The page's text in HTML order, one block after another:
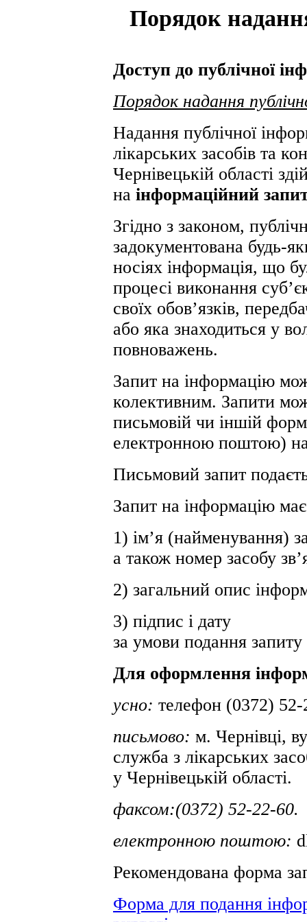
Порядок
Доступ до публічної
Порядок надання
Надання публічної
лікарських засобів та
Чернівецькій області
на інформаційний
Згідно з законом,
задокументована будь-
носіях інформація, що
процесі виконання
своїх обов’язків,
або яка знаходиться у
повноважень.
Запит на інформацію
колективним. Запити
письмовій чи іншій
електронною поштою) на
Письмовий запит
Запит на інформацію
1) ім’я (найменування)
а також номер засобу
2) загальний опис
3) підпис і дату
за умови подання
Для оформлення
усно: телефон (0372)
письмово: м. Чернівці,
служба з лікарських
у Чернівецькій області.
факсом:(0372) 52-22-60.
електронною поштою:
Рекомендована форма
Форма для подання